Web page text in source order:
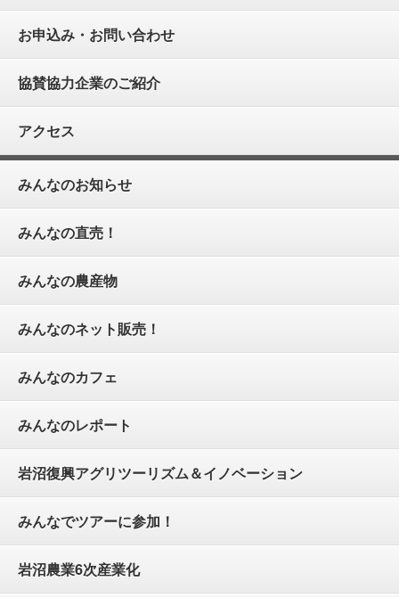
お申込み・お問い合わせ
協賛協力企業のご紹介
アクセス
みんなのお知らせ
みんなの直売！
みんなの農産物
みんなのネット販売！
みんなのカフェ
みんなのレポート
岩沼復興アグリツーリズム＆イノベーション
みんなでツアーに参加！
岩沼農業6次産業化